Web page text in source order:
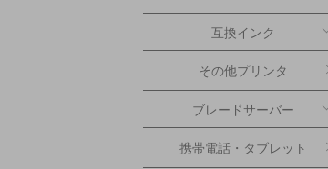
互換インク
その他プリンタ
ブレードサーバー
携帯電話・タブレット